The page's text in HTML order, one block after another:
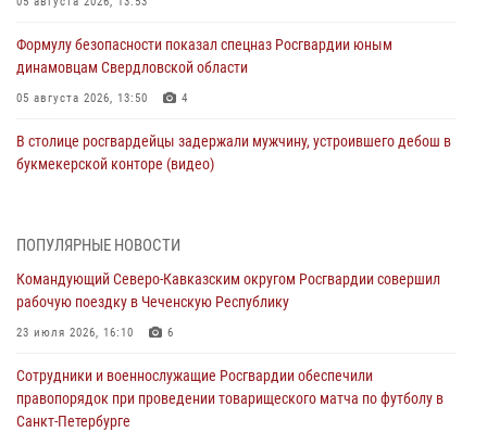
Формулу безопасности показал спецназ Росгвардии юным
динамовцам Свердловской области
05 августа 2026, 13:50 4
В столице росгвардейцы задержали мужчину, устроившего дебош в
букмекерской конторе (видео)
В Удмуртии при силовой поддержке спецназа Росгвардии
оздоровительных услуг (видео)
05 августа 2026, 13:20
посетили мастер-класс по художественной гимнастике
05 августа 2026, 13:00 3
ПОПУЛЯРНЫЕ НОВОСТИ
Командующий Северо-Кавказским округом Росгвардии совершил
рабочую поездку в Чеченскую Республику
23 июля 2026, 16:10 6
Сотрудники и военнослужащие Росгвардии обеспечили
правопорядок при проведении товарищеского матча по футболу в
Санкт-Петербурге